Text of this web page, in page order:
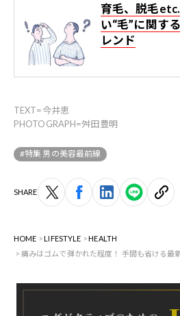
育毛、脱毛
い“毛”に関す
レンド
TEXT=今井恵
PHOTOGRAPH=舛田豊明
#特集 男の美容最前線
SHARE
HOME LIFESTYLE
HEALTH
痛みはゴムで弾かれた程度！ 手間も省ける最